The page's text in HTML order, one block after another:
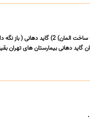
1) پنس نمونه برداری آندوسکوپی و کلونوسکوپی (
دهانی بیمارستان های تهران بقیه